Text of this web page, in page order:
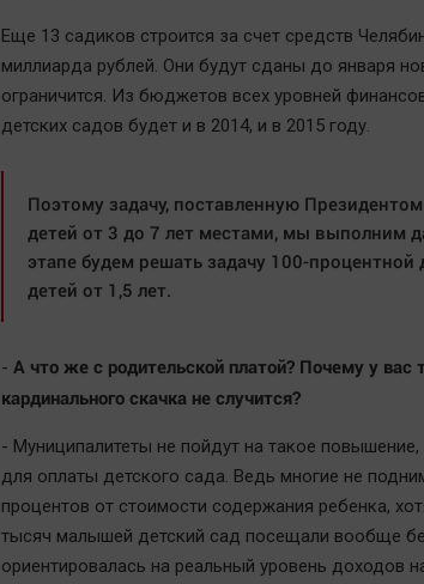
Еще 13 садиков строится за счет средств
миллиарда рублей. Они будут сданы до января
ограничится. Из бюджетов всех уровней
детских садов будет и в 2014, и в 2015 году.
Поэтому задачу, поставленную
детей от 3 до 7 лет местами, мы выполним
этапе будем решать задачу 100-процентной
детей от 1,5 лет.
- А что же с родительской платой? Почему у вас
кардинального скачка не случится?
- Муниципалитеты не пойдут на такое
для оплаты детского сада. Ведь многие не
процентов от стоимости содержания ребенка,
тысяч малышей детский сад посещали вообще
ориентировалась на реальный уровень доходов